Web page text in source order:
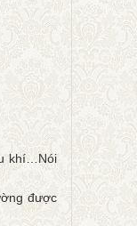
khí…Nói
được